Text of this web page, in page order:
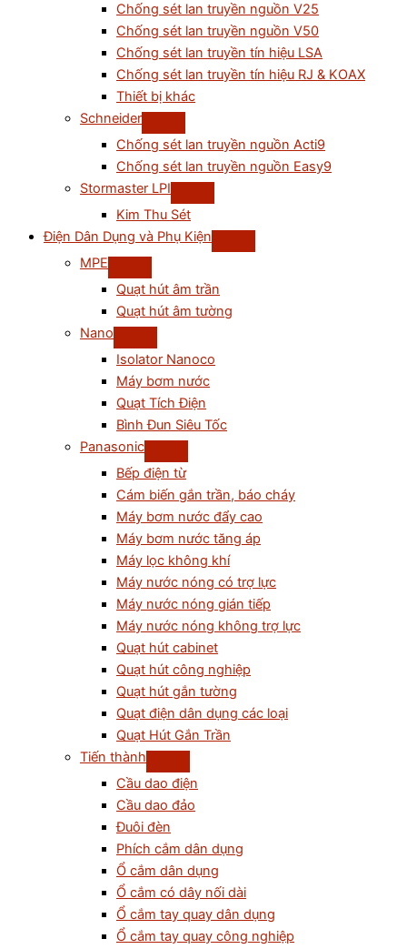
Chống sét lan truyền nguồn V25
Chống sét lan truyền nguồn V50
Chống sét lan truyền tín hiệu LSA
Chống sét lan truyền tín hiệu RJ & KOAX
Thiết bị khác
Schneider
Chống sét lan truyền nguồn Acti9
Chống sét lan truyền nguồn Easy9
Stormaster LPI
Kim Thu Sét
Điện Dân Dụng và Phụ Kiện
MPE
Quạt hút âm trần
Quạt hút âm tường
Nano
Isolator Nanoco
Máy bơm nước
Quạt Tích Điện
Bình Đun Siêu Tốc
Panasonic
Bếp điện từ
Cám biến gắn trần, báo cháy
Máy bơm nước đẩy cao
Máy bơm nước tăng áp
Máy lọc không khí
Máy nước nóng có trợ lực
Máy nước nóng gián tiếp
Máy nước nóng không trợ lực
Quạt hút cabinet
Quạt hút công nghiệp
Quạt hút gắn tường
Quạt điện dân dụng các loại
Quạt Hút Gắn Trần
Tiến thành
Cầu dao điện
Cầu dao đảo
Đuôi đèn
Phích cắm dân dụng
Ổ cắm dân dụng
Ổ cắm có dây nối dài
Ổ cắm tay quay dân dụng
Ổ cắm tay quay công nghiệp